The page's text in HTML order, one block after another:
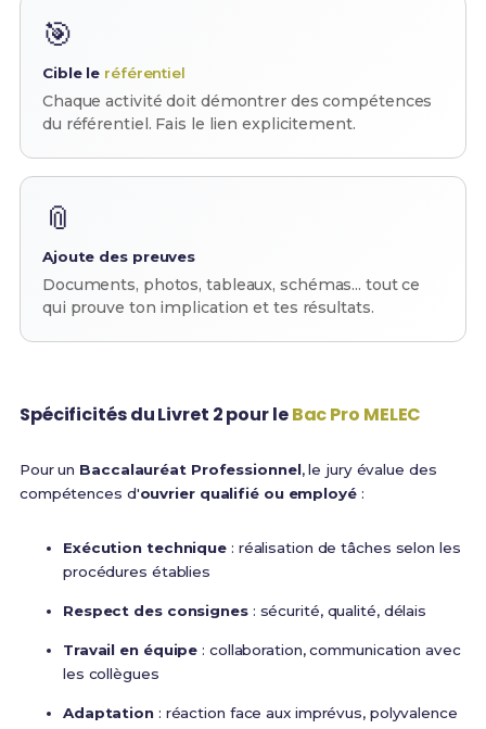
🎯
Cible le référentiel
Chaque activité doit démontrer des compétences
du référentiel. Fais le lien explicitement.
📎
Ajoute des preuves
Documents, photos, tableaux, schémas... tout ce
qui prouve ton implication et tes résultats.
Spécificités du Livret 2 pour leBac Pro MELEC
Pour un Baccalauréat Professionnel, le jury évalue des
compétences d'ouvrier qualifié ou employé:
Exécution technique : réalisation de tâches selon les
procédures établies
Respect des consignes: sécurité, qualité, délais
Travail en équipe : collaboration, communication avec
les collègues
Adaptation: réaction face aux imprévus, polyvalence